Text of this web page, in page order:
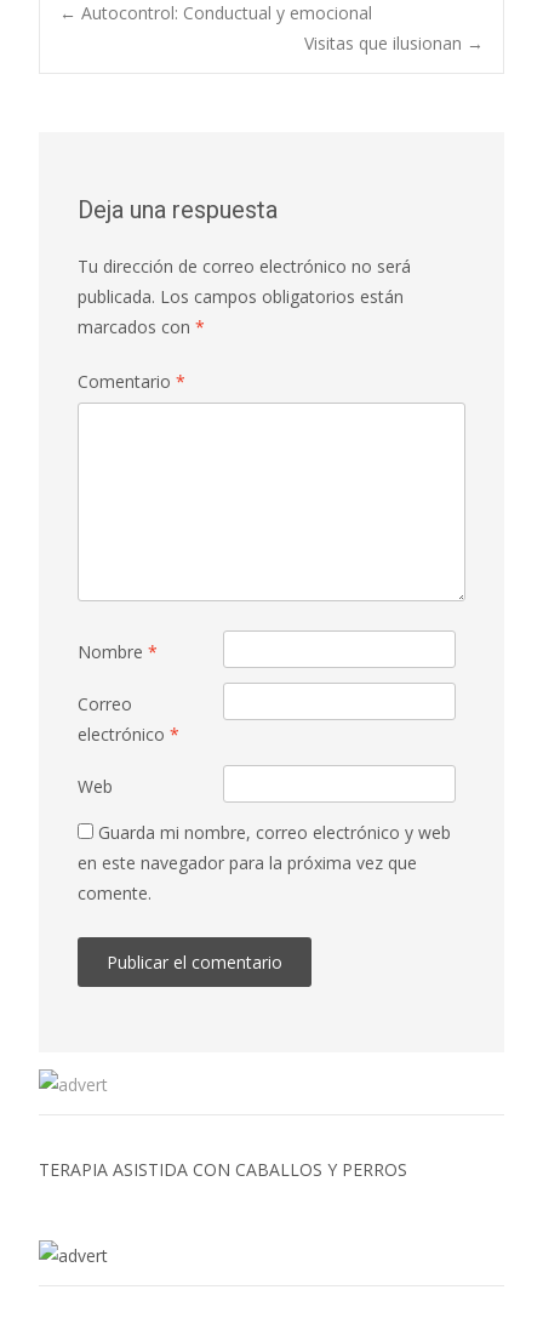
Navegación de
← Autocontrol: Conductual y emocional
Visitas que ilusionan →
Deja una respuesta
Tu dirección de correo electrónico no será
publicada. Los campos obligatorios están
marcados con *
Comentario *
Nombre *
Correo
electrónico *
Web
Guarda mi nombre, correo electrónico y web
en este navegador para la próxima vez que
comente.
TERAPIA ASISTIDA CON CABALLOS Y PERROS